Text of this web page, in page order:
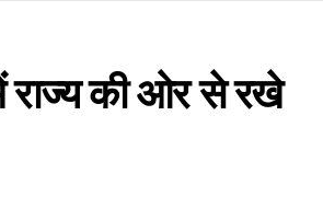
राज्य की ओर से रखे